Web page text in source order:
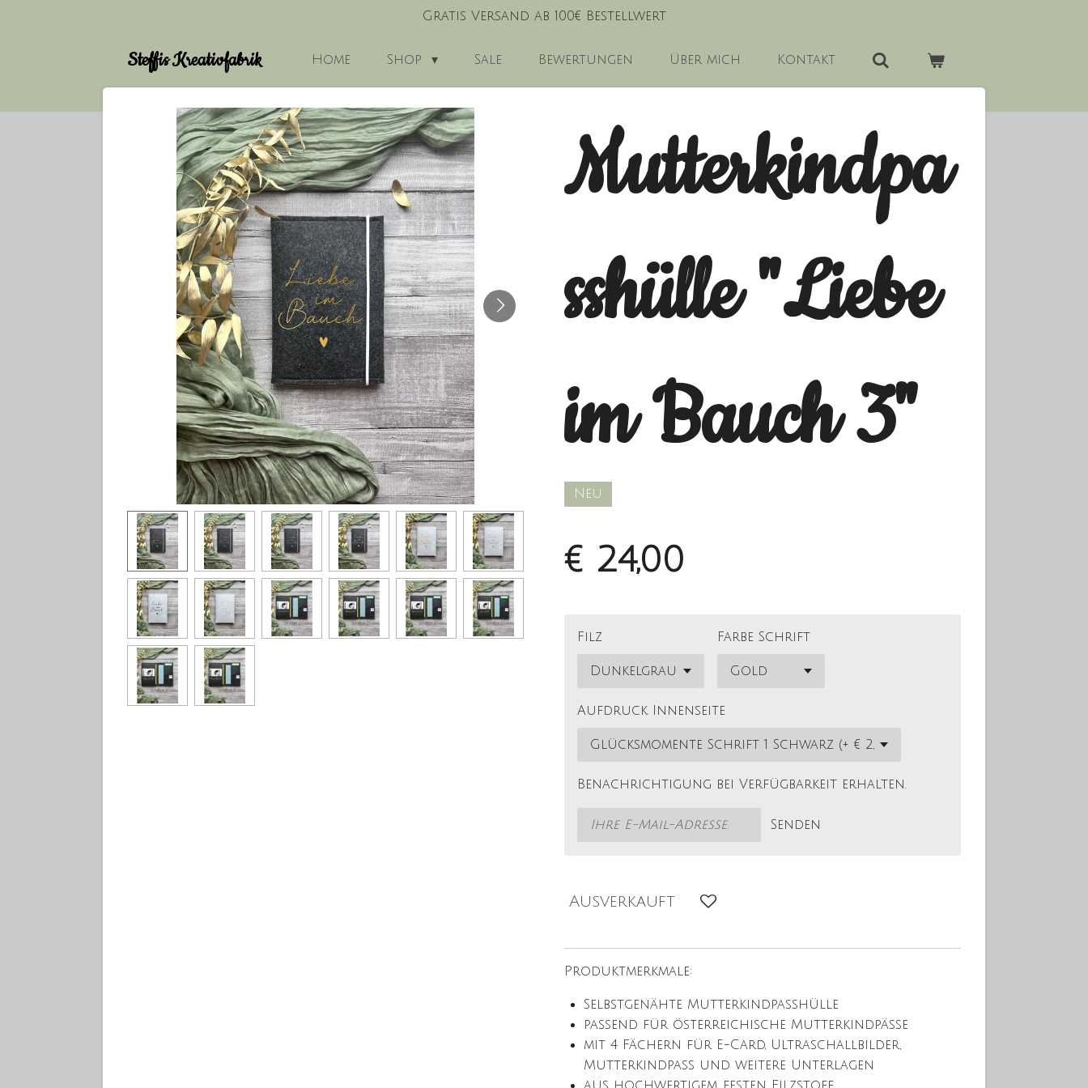
Gratis Versand ab 100€ Bestellwert
Steffis Kreativfabrik Home Shop Sale Bewertungen Über mich Kontakt
Mutterkindpa
sshülle "Liebe
im Bauch 3"
Neu
€ 24,00
Filz Farbe Schrift
Aufdruck Innenseite
Benachrichtigung bei Verfügbarkeit erhalten.
Senden
Ausverkauft
Produktmerkmale:
Selbstgenähte Mutterkindpasshülle
passend für österreichische Mutterkindpässe
mit 4 Fächern für E-Card, Ultraschallbilder,
Mutterkindpass und weitere Unterlagen